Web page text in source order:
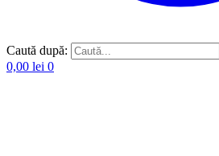
Caută după:
0,00 lei 0